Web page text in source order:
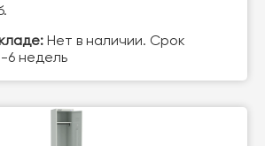
Нет в наличии. Срок
6 недель